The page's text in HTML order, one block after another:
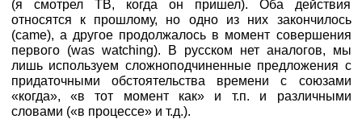
(я смотрел ТВ, когда он пришел). Оба действия
относятся к прошлому, но одно из них закончилось
(came), а другое продолжалось в момент совершения
первого (was watching). В русском нет аналогов, мы
лишь используем сложноподчиненные предложения с
придаточными обстоятельства времени с союзами
«когда», «в тот момент как» и т.п. и различными
словами («в процессе» и т.д.).